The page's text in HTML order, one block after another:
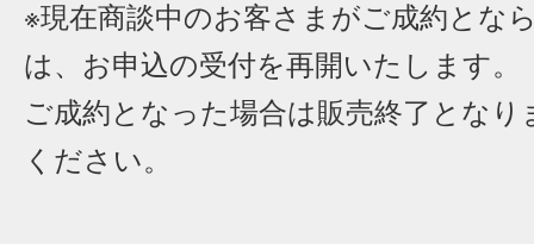
※現在商談中のお客さまがご成約とな
は、お申込の受付を再開いたします。
ご成約となった場合は販売終了となり
ください。